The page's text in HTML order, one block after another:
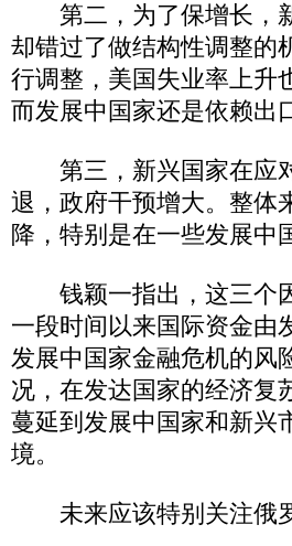
第二，为了保增长，新
却错过了做结构性调整的
行调整，美国失业率上升
而发展中国家还是依赖出
第三，新兴国家在应对
退，政府干预增大。整体
降，特别是在一些发展中
钱颖一指出，这三个因
一段时间以来国际资金由
发展中国家金融危机的风
况，在发达国家的经济复
蔓延到发展中国家和新兴
境。
未来应该特别关注俄